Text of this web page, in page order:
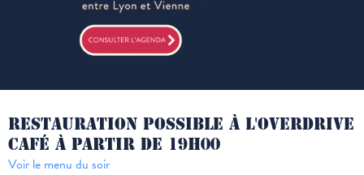
RESTAURATION POSSIBLE À L'OVERDRIVE
CAFÉ À PARTIR DE 19H00
Voir le menu du soir